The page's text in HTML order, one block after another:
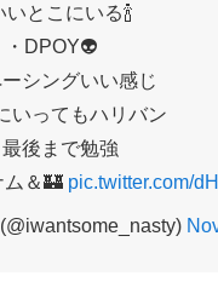
いとこにいる🍾
・DPOY👽️
ーシングいい感じ
いってもハリバン
最後まで勉強
ム＆🏰 pic.twitter.com/